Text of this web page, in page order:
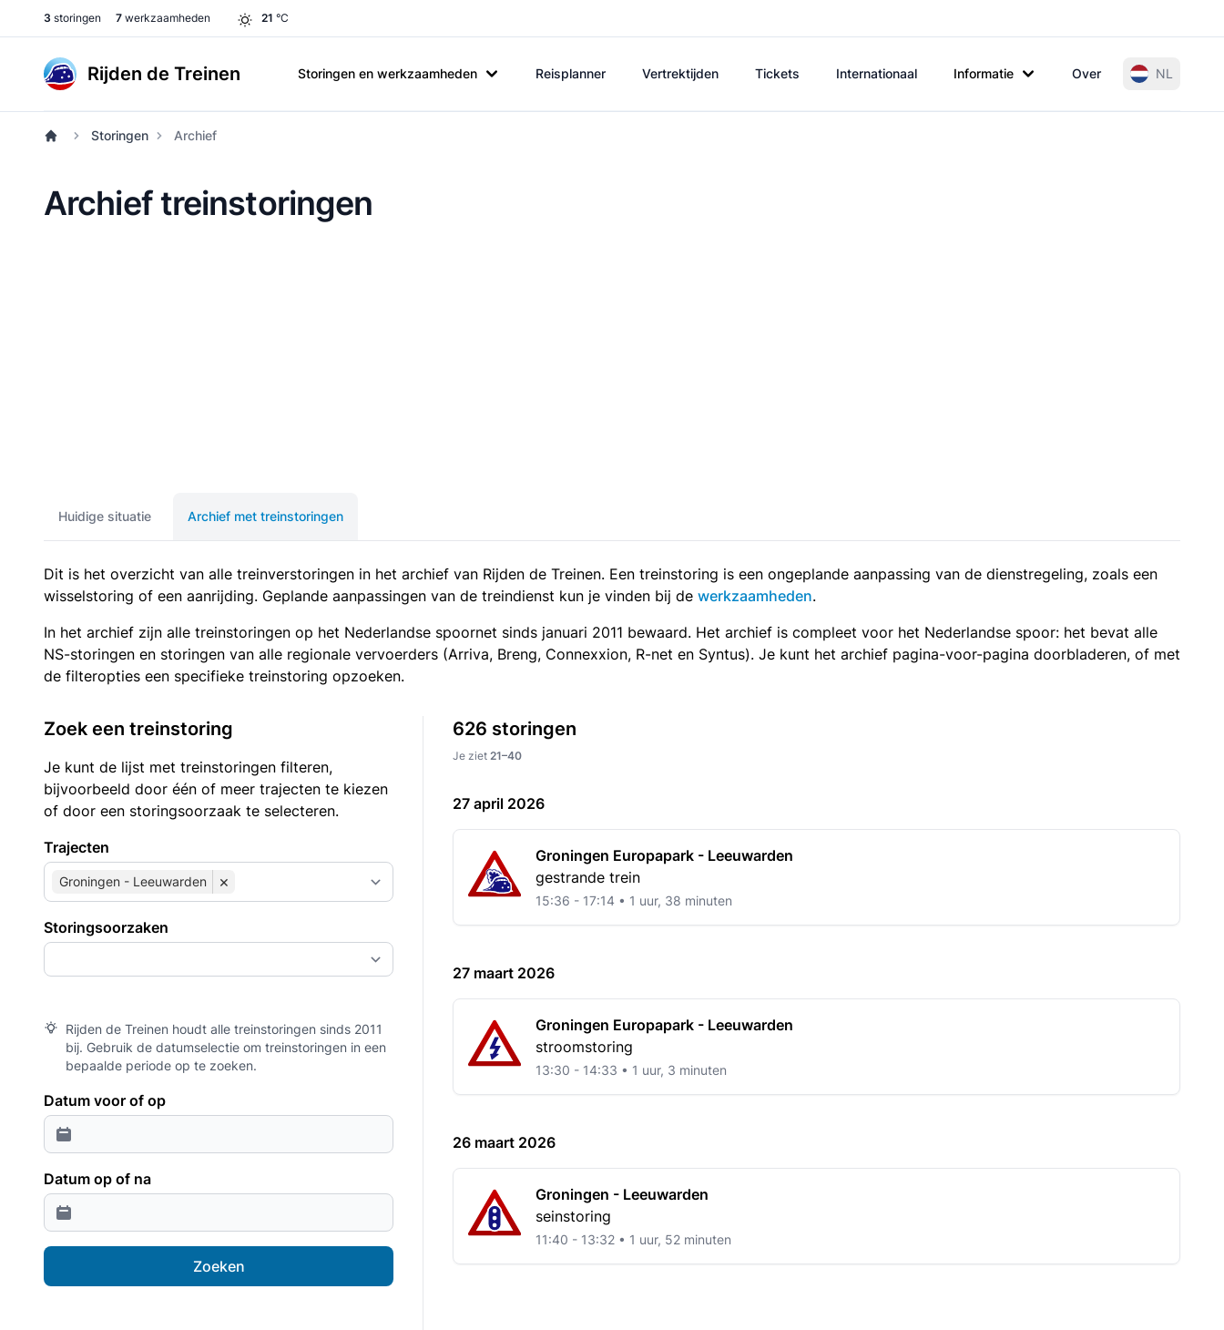
3 storingen 7 werkzaamheden 21 °C
Rijden de Treinen Storingen en werkzaamheden Reisplanner Vertrektijden Tickets Internationaal Informatie Over NL
Storingen Archief
Archief treinstoringen
Huidige situatie Archief met treinstoringen
Dit is het overzicht van alle treinverstoringen in het archief van Rijden de Treinen. Een treinstoring is een ongeplande aanpassing van de dienstregeling, zoals een
wisselstoring of een aanrijding. Geplande aanpassingen van de treindienst kun je vinden bij de werkzaamheden.
In het archief zijn alle treinstoringen op het Nederlandse spoornet sinds januari 2011 bewaard. Het archief is compleet voor het Nederlandse spoor: het bevat alle
NS-storingen en storingen van alle regionale vervoerders (Arriva, Breng, Connexxion, R-net en Syntus). Je kunt het archief pagina-voor-pagina doorbladeren, of met
de filteropties een specifieke treinstoring opzoeken.
Zoek een treinstoring
Je kunt de lijst met treinstoringen filteren,
bijvoorbeeld door één of meer trajecten te kiezen
of door een storingsoorzaak te selecteren.
Trajecten
Groningen - Leeuwarden ×
Storingsoorzaken
Rijden de Treinen houdt alle treinstoringen sinds 2011
bij. Gebruik de datumselectie om treinstoringen in een
bepaalde periode op te zoeken.
Datum voor of op
Datum op of na
Zoeken
626 storingen
Je ziet 21–40
27 april 2026
Groningen Europapark - Leeuwarden
gestrande trein
15:36 - 17:14 • 1 uur, 38 minuten
27 maart 2026
Groningen Europapark - Leeuwarden
stroomstoring
13:30 - 14:33 • 1 uur, 3 minuten
26 maart 2026
Groningen - Leeuwarden
seinstoring
11:40 - 13:32 • 1 uur, 52 minuten